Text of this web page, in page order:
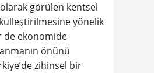
görülen kentsel
yönelik
de ekonomide
önünü
zihinsel bir